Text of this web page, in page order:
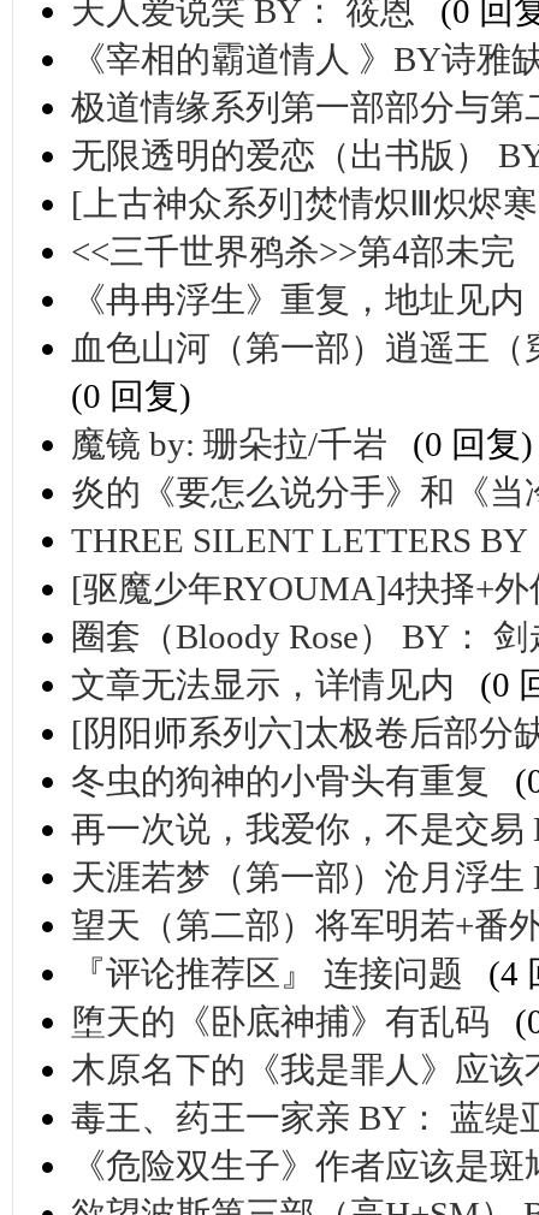
天人爱说笑 BY： 筱恩
(0 回
《宰相的霸道情人 》BY诗雅
极道情缘系列第一部部分与第
无限透明的爱恋（出书版）
[上古神众系列]焚情炽Ⅲ炽烬
<<三千世界鸦杀>>第4部未完
《冉冉浮生》重复，地址见内
血色山河（第一部）逍遥王
(0 回复)
魔镜 by: 珊朵拉/千岩
(0 回复)
炎的《要怎么说分手》和《
THREE SILENT LETTERS
[驱魔少年RYOUMA]4抉择+
圈套（Bloody Rose） BY：
文章无法显示，详情见内
(0
[阴阳师系列六]太极卷后部分
冬虫的狗神的小骨头有重复
再一次说，我爱你，不是交
天涯若梦（第一部）沧月浮生
望天（第二部）将军明若+番
『评论推荐区』 连接问题
(4
堕天的《卧底神捕》有乱码
木原名下的《我是罪人》应该
毒王、药王一家亲 BY： 蓝缇
《危险双生子》作者应该是